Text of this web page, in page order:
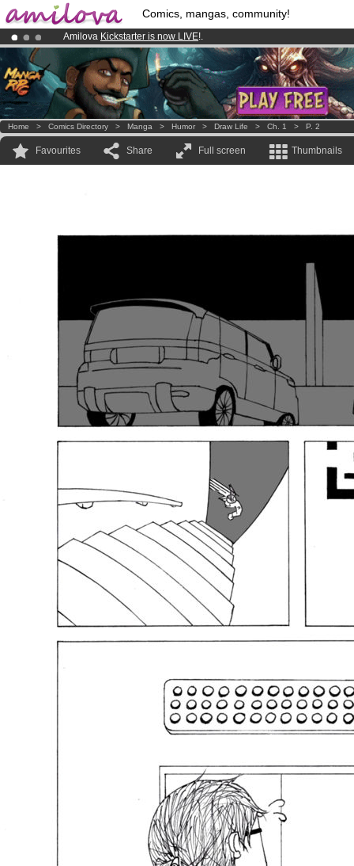
Comics, mangas, community!
Amilova Kickstarter is now LIVE!.
Already 134393membersand 1208comics & mangas!.
Premium membership from3.95 euros per month !Get membership
Home > Comics Directory > Manga > Humor > Draw Life > Ch. 1 > P. 2
Favourites Share Full screen Thumbnails